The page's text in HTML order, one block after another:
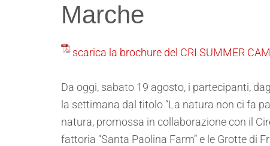
Marche
scarica la brochure del CRI SUMMER
Da oggi, sabato 19 agosto, i partecipanti,
la settimana dal titolo “La natura non ci fa
natura, promossa in collaborazione con il
fattoria “Santa Paolina Farm” e le Grotte di